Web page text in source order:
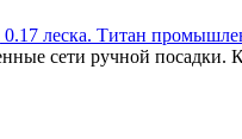
леска. Титан
сети ручной посадки.